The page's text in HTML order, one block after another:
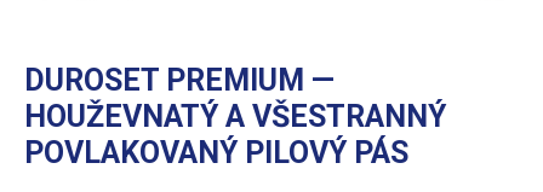
DUROSET PREMIUM —
HOUŽEVNATÝ A VŠESTRANNÝ
POVLAKOVANÝ PILOVÝ PÁS